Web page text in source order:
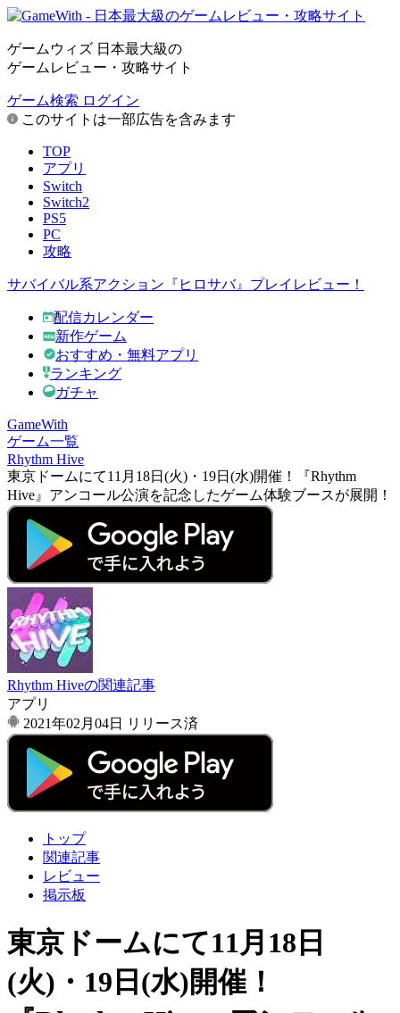
ゲームウィズ 日本最大級の
ゲームレビュー・攻略サイト
ゲーム検索 ログイン
このサイトは一部広告を含みます
TOP
アプリ
Switch
Switch2
PS5
PC
攻略
サバイバル系アクション『ヒロサバ』プレイレビュー！
配信カレンダー
新作ゲーム
おすすめ・無料アプリ
ランキング
ガチャ
GameWith
ゲーム一覧
Rhythm Hive
東京ドームにて11月18日(火)・19日(水)開催！『Rhythm
Hive』アンコール公演を記念したゲーム体験ブースが展開！
Rhythm Hiveの関連記事
アプリ
2021年02月04日
リリース済
トップ
関連記事
レビュー
掲示板
東京ドームにて11月18日
(火)・19日(水)開催！